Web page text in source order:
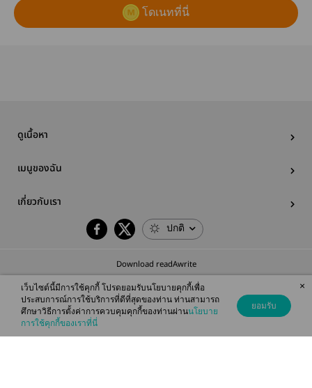
โดเนทที่นี่
ดูเนื้อหา
เมนูของฉัน
เกี่ยวกับเรา
ปกติ
Download readAwrite
© 2026 readAwrite.com by MEB Corporation Public Company Limited
This site is protected by reCAPTCHA and the Google
เว็บไซต์นี้มีการใช้คุกกี้ โปรดยอมรับนโยบายคุกกี้เพื่อ
ประสบการณ์การใช้บริการที่ดีที่สุดของท่าน ท่านสามารถ
ศึกษาวิธีการตั้งค่าการควบคุมคุกกี้ของท่านผ่านนโยบาย
การใช้คุกกี้ของเราที่นี่
ยอมรับ
×